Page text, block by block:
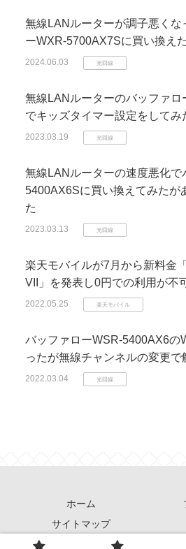
無線LANルーターが調子悪くな
ーWXR-5700AX7Sに買い換えた
2024.06.03 光回線
無線LANルーターのバッファロ
でキッズタイマー設定をしてみ
2023.03.19 光回線
無線LANルーターの速度悪化で
5400AX6Sに買い換えてみたが
た
2023.03.13 光回線
楽天モバイルが7月から新料金
VII」を発表し0円での利用が不
2022.05.25 楽天モバイル
バッファローWSR-5400AX6の
ったが無線チャンネルの変更で
2022.03.04 光回線
ホーム
サイトマップ